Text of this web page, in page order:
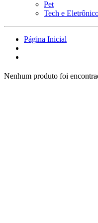
Pet
Tech e
Página Inicial
Nenhum produto foi